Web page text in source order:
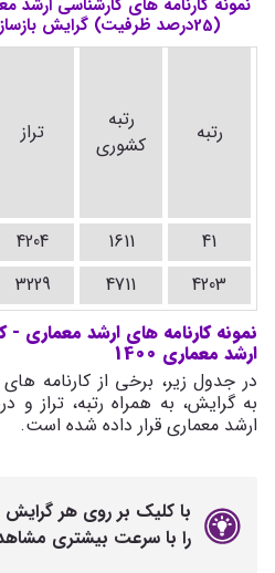
(25درصد ظرفیت) گرایش بازسازی پس از سانحه 1401
رتبه
رتبه
کشوری
تراز
41
1611
4204
4203
4711
3229
نمونه کارنامه های ارشد معماری -
ارشد معماری 1400
به گرایش، به همراه رتبه، تراز
ارشد معماری قرار داده شده است.
با کلیک بر روی هر گرایش
را با سرعت بیشتری